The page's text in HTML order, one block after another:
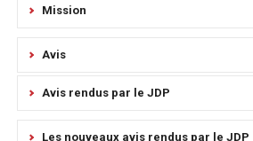
Mission
Avis
Avis rendus par le JDP
Les nouveaux avis rendus par le JDP